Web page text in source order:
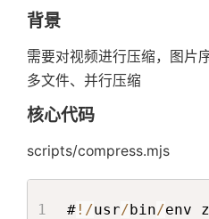
背景
需要对视频进行压缩，图片
多文件、并行压缩
核心代码
scripts/compress.mjs
# ! /usr/bin/